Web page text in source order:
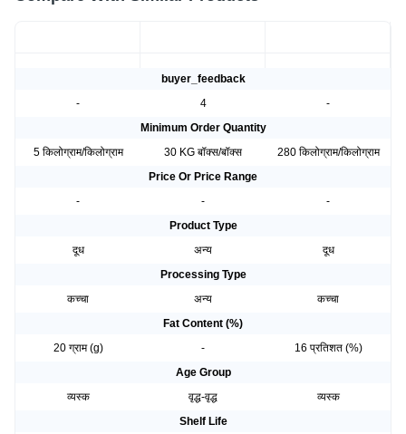
buyer_feedback
-
4
-
Minimum Order Quantity
5 किलोग्राम/किलोग्राम
30 KG बॉक्स/बॉक्स
280 किलोग्राम/किलोग्राम
Price Or Price Range
-
-
-
Product Type
दूध
अन्य
दूध
Processing Type
कच्चा
अन्य
कच्चा
Fat Content (%)
20 ग्राम (g)
-
16 प्रतिशत (%)
Age Group
व्यस्क
वृद्ध-वृद्ध
व्यस्क
Shelf Life